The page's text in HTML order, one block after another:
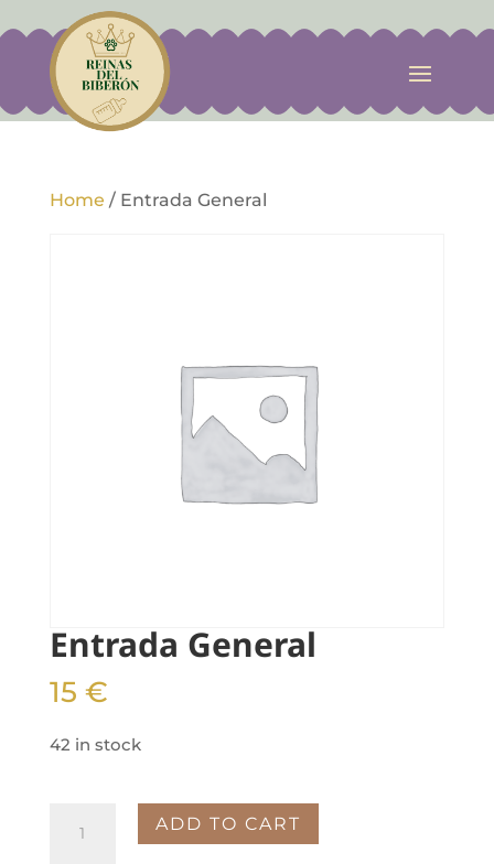
Home / Entrada General
Entrada General
15 €
42 in stock
ADD TO CART